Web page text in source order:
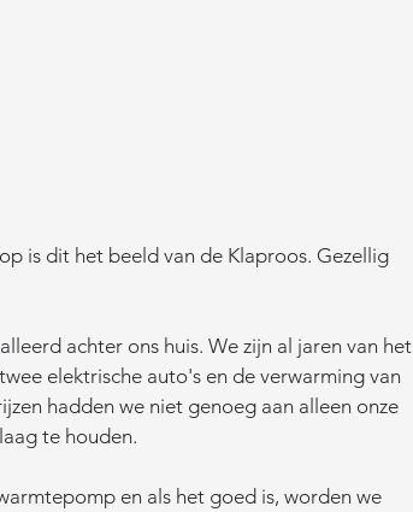
is dit het beeld van de Klaproos. Gezellig
achter ons huis. We zijn al jaren van het
elektrische auto's en de verwarming van
hadden we niet genoeg aan alleen onze
te houden.
en als het goed is, worden we